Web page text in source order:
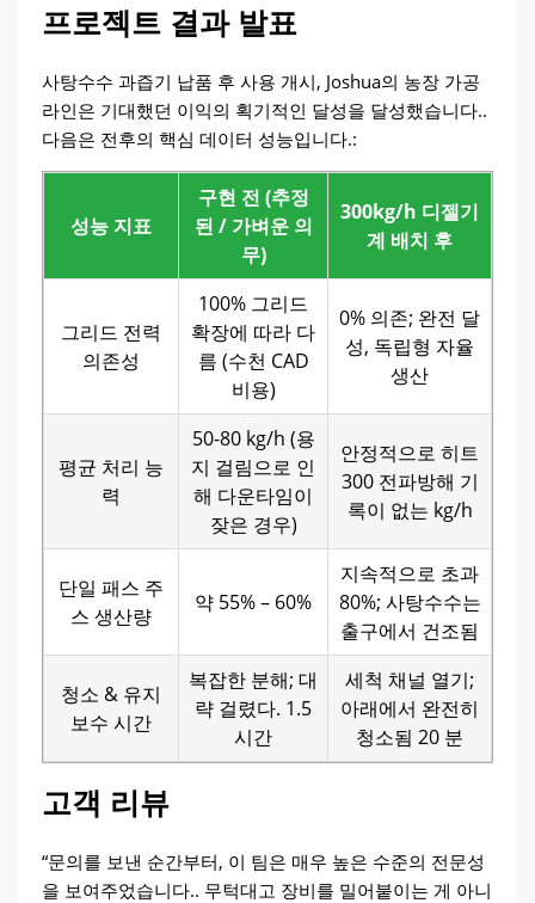
프로젝트 결과 발표
사탕수수 과즙기 납품 후 사용 개시, Joshua의 농장 가공
라인은 기대했던 이익의 획기적인 달성을 달성했습니다..
다음은 전후의 핵심 데이터 성능입니다.:
성능 지표
구현 전 (추정
된 / 가벼운 의
무)
300kg/h 디젤기
계 배치 후
그리드 전력
의존성
100% 그리드
확장에 따라 다
름 (수천 CAD
비용)
0% 의존; 완전 달
성, 독립형 자율
생산
평균 처리 능
력
50-80 kg/h (용
지 걸림으로 인
해 다운타임이
잦은 경우)
안정적으로 히트
300 전파방해 기
록이 없는 kg/h
단일 패스 주
스 생산량
약 55% – 60%
지속적으로 초과
80%; 사탕수수는
출구에서 건조됨
청소 & 유지
보수 시간
복잡한 분해; 대
략 걸렸다. 1.5
시간
세척 채널 열기;
아래에서 완전히
청소됨 20 분
고객 리뷰
“문의를 보낸 순간부터, 이 팀은 매우 높은 수준의 전문성
을 보여주었습니다.. 무턱대고 장비를 밀어붙이는 게 아니